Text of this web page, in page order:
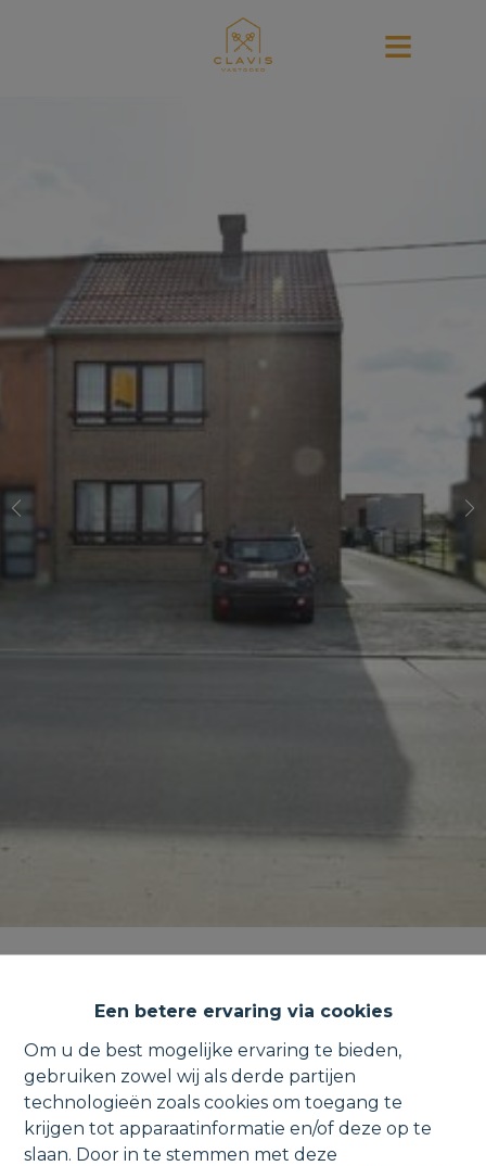
Een betere ervaring via cookies
Om u de best mogelijke ervaring te bieden,
gebruiken zowel wij als derde partijen
technologieën zoals cookies om toegang te
krijgen tot apparaatinformatie en/of deze op te
slaan. Door in te stemmen met deze
Appartement met balkon,
autostaanplaats en garage
Nieuwenrodestraat & Paddegatstraat 23 2, 1861